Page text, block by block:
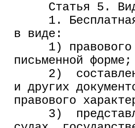
Статья 5. Виды
1. Бесплатная
в виде:
1) правового
письменной форме;
2)
и других
правового
3)